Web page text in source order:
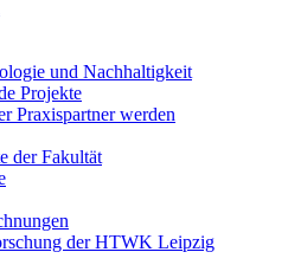
und Nachhaltigkeit
Projekte
Praxispartner werden
der Fakultät
der HTWK Leipzig